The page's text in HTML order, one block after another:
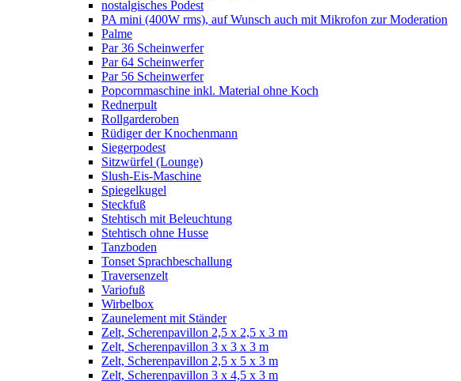
nostalgisches Podest
PA mini (400W rms), auf Wunsch auch mit Mikrofon zur Moderation
Palme
Par 36 Scheinwerfer
Par 64 Scheinwerfer
Par 56 Scheinwerfer
Popcornmaschine inkl. Material ohne Koch
Rednerpult
Rollgarderoben
Rüdiger der Knochenmann
Siegerpodest
Sitzwürfel (Lounge)
Slush-Eis-Maschine
Spiegelkugel
Steckfuß
Stehtisch mit Beleuchtung
Stehtisch ohne Husse
Tanzboden
Tonset Sprachbeschallung
Traversenzelt
Variofuß
Wirbelbox
Zaunelement mit Ständer
Zelt, Scherenpavillon 2,5 x 2,5 x 3 m
Zelt, Scherenpavillon 3 x 3 x 3 m
Zelt, Scherenpavillon 2,5 x 5 x 3 m
Zelt, Scherenpavillon 3 x 4,5 x 3 m